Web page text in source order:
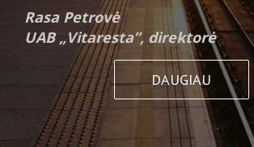
Rasa Petrovė
UAB „Vitaresta”, direktorė
DAUGIAU